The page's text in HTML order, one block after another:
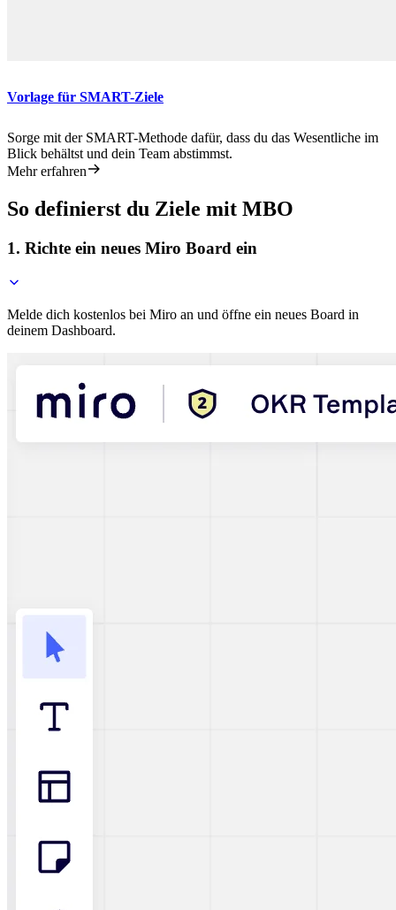
Vorlage für SMART-Ziele
Sorge mit der SMART-Methode dafür, dass du das Wesentliche im
Blick behältst und dein Team abstimmst.
Mehr erfahren
So definierst du Ziele mit MBO
1. Richte ein neues Miro Board ein
Melde dich kostenlos bei Miro an und öffne ein neues Board in
deinem Dashboard.